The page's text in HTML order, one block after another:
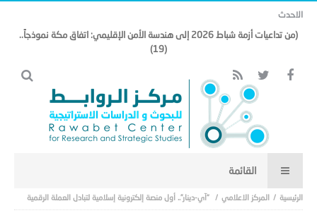
الاحدث
(من تداعيات أزمة شباط 2026 إلى هندسة الأمن الإقليمي: اتفاق مكة نموذجاً..
(19)
المركز الاعلامي “آي-دينار”.. أول منصة إلكترونية إسلامية لتبادل العملة الرقمية